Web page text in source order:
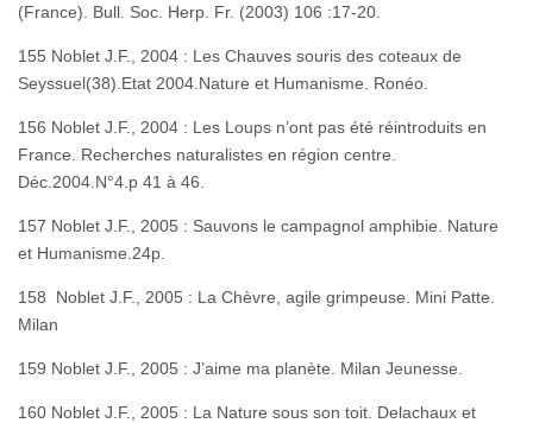
(France). Bull. Soc. Herp. Fr. (2003) 106 :17-20.
155 Noblet J.F., 2004 : Les Chauves souris des coteaux de
Seyssuel(38).Etat 2004.Nature et Humanisme. Ronéo.
156 Noblet J.F., 2004 : Les Loups n’ont pas été réintroduits en
France. Recherches naturalistes en région centre.
Déc.2004.N°4.p 41 à 46.
157 Noblet J.F., 2005 : Sauvons le campagnol amphibie. Nature
et Humanisme.24p.
158 Noblet J.F., 2005 : La Chèvre, agile grimpeuse. Mini Patte.
Milan
159 Noblet J.F., 2005 : J’aime ma planète. Milan Jeunesse.
160 Noblet J.F., 2005 : La Nature sous son toit. Delachaux et